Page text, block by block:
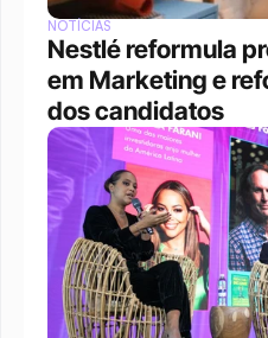
NOTÍCIAS
Nestlé reformula
em Marketing e
dos candidatos